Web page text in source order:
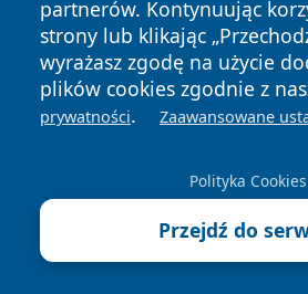
partnerów. Kontynuując
strony lub klikając
wyrażasz zgodę na użycie
plików cookies zgodnie z
prywatności. Zaawansowane
Polityka Cookies
Przejdź do
News Autorzy
Polityka
Prywatności